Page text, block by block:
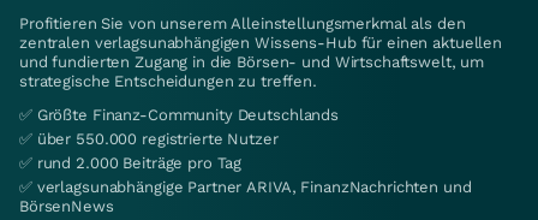
Profitieren Sie von unserem Alleinstellungsmerkmal als den
zentralen verlagsunabhängigen Wissens-Hub für einen aktuellen
und fundierten Zugang in die Börsen- und Wirtschaftswelt, um
strategische Entscheidungen zu treffen.
✅ Größte Finanz-Community Deutschlands
✅ über 550.000 registrierte Nutzer
✅ rund 2.000 Beiträge pro Tag
✅ verlagsunabhängige Partner ARIVA, FinanzNachrichten und
BörsenNews